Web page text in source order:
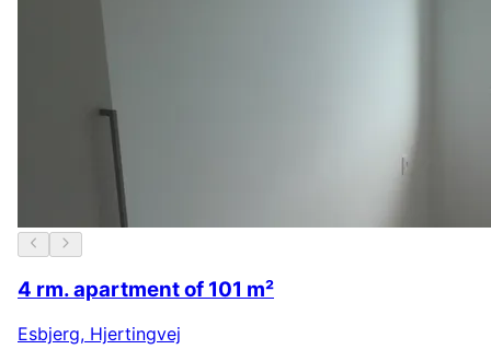
4 rm. apartment of 101 m²
Esbjerg, Hjertingvej